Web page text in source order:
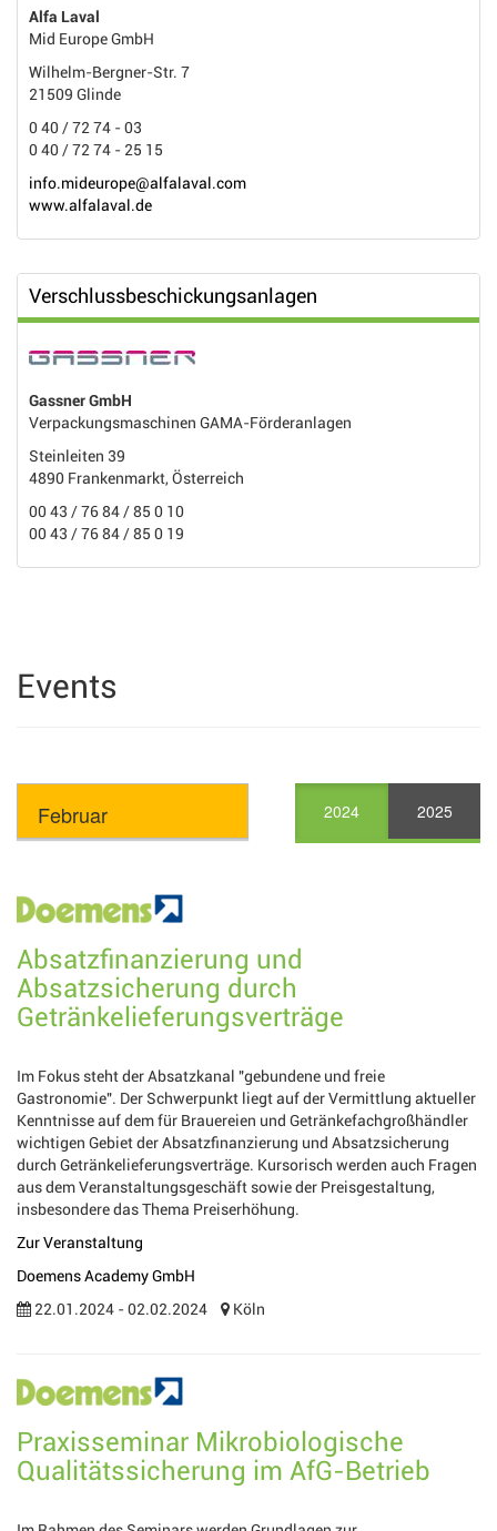
Alfa Laval
Mid Europe GmbH
Wilhelm-Bergner-Str. 7
21509 Glinde
0 40 / 72 74 - 03
0 40 / 72 74 - 25 15
info.mideurope@alfalaval.com
www.alfalaval.de
Verschlussbeschickungsanlagen
Gassner GmbH
Verpackungsmaschinen GAMA-Förderanlagen
Steinleiten 39
4890 Frankenmarkt, Österreich
00 43 / 76 84 / 85 0 10
00 43 / 76 84 / 85 0 19
Events
2024 2025
Absatzfinanzierung und
Absatzsicherung durch
Getränkelieferungsverträge
Im Fokus steht der Absatzkanal "gebundene und freie
Gastronomie". Der Schwerpunkt liegt auf der Vermittlung aktueller
Kenntnisse auf dem für Brauereien und Getränkefachgroßhändler
wichtigen Gebiet der Absatzfinanzierung und Absatzsicherung
durch Getränkelieferungsverträge. Kursorisch werden auch Fragen
aus dem Veranstaltungsgeschäft sowie der Preisgestaltung,
insbesondere das Thema Preiserhöhung.
Zur Veranstaltung
Doemens Academy GmbH
22.01.2024 - 02.02.2024
Köln
Praxisseminar Mikrobiologische
Qualitätssicherung im AfG-Betrieb